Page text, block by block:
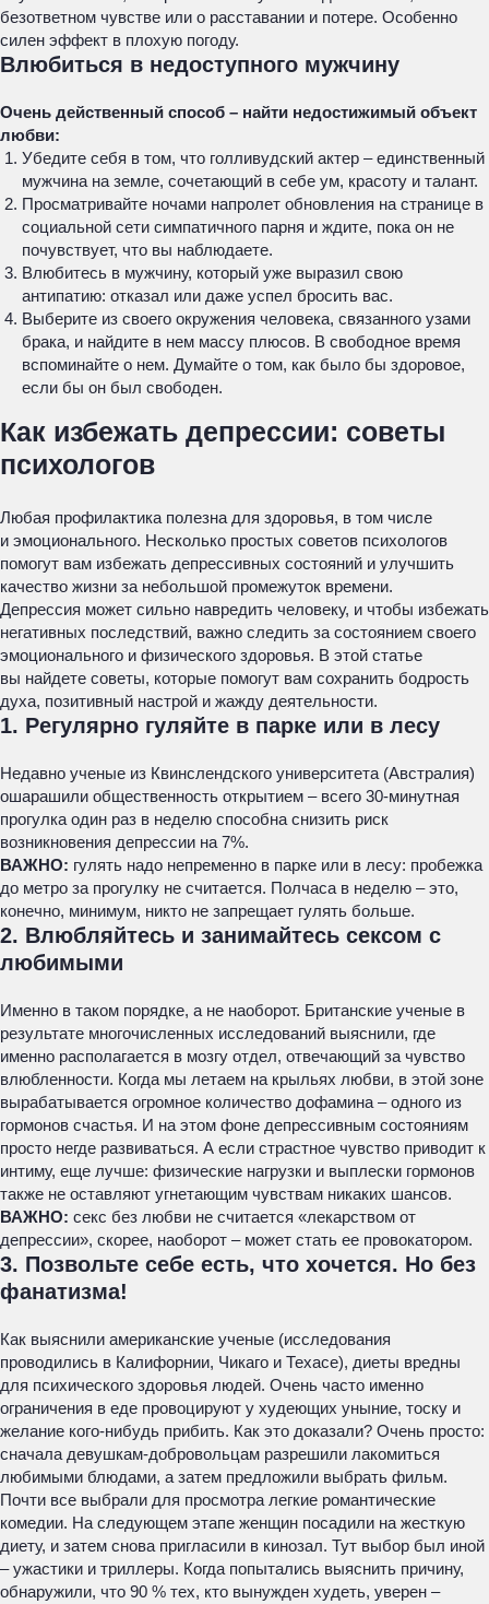
безответном чувстве или о расставании и потере. Особенно
силен эффект в плохую погоду.
Влюбиться в недоступного мужчину
Очень действенный способ – найти недостижимый объект
любви:
Убедите себя в том, что голливудский актер – единственный
мужчина на земле, сочетающий в себе ум, красоту и талант.
Просматривайте ночами напролет обновления на странице в
социальной сети симпатичного парня и ждите, пока он не
почувствует, что вы наблюдаете.
Влюбитесь в мужчину, который уже выразил свою
антипатию: отказал или даже успел бросить вас.
Выберите из своего окружения человека, связанного узами
брака, и найдите в нем массу плюсов. В свободное время
вспоминайте о нем. Думайте о том, как было бы здоровое,
если бы он был свободен.
Как избежать депрессии: советы
психологов
Любая профилактика полезна для здоровья, в том числе
и эмоционального. Несколько простых советов психологов
помогут вам избежать депрессивных состояний и улучшить
качество жизни за небольшой промежуток времени.
Депрессия может сильно навредить человеку, и чтобы избежать
негативных последствий, важно следить за состоянием своего
эмоционального и физического здоровья. В этой статье
вы найдете советы, которые помогут вам сохранить бодрость
духа, позитивный настрой и жажду деятельности.
1. Регулярно гуляйте в парке или в лесу
Недавно ученые из Квинслендского университета (Австралия)
ошарашили общественность открытием – всего 30-минутная
прогулка один раз в неделю способна снизить риск
возникновения депрессии на 7%.
ВАЖНО: гулять надо непременно в парке или в лесу: пробежка
до метро за прогулку не считается. Полчаса в неделю – это,
конечно, минимум, никто не запрещает гулять больше.
2. Влюбляйтесь и занимайтесь сексом с
любимыми
Именно в таком порядке, а не наоборот. Британские ученые в
результате многочисленных исследований выяснили, где
именно располагается в мозгу отдел, отвечающий за чувство
влюбленности. Когда мы летаем на крыльях любви, в этой зоне
вырабатывается огромное количество дофамина – одного из
гормонов счастья. И на этом фоне депрессивным состояниям
просто негде развиваться. А если страстное чувство приводит к
интиму, еще лучше: физические нагрузки и выплески гормонов
также не оставляют угнетающим чувствам никаких шансов.
ВАЖНО: секс без любви не считается «лекарством от
депрессии», скорее, наоборот – может стать ее провокатором.
3. Позвольте себе есть, что хочется. Но без
фанатизма!
Как выяснили американские ученые (исследования
проводились в Калифорнии, Чикаго и Техасе), диеты вредны
для психического здоровья людей. Очень часто именно
ограничения в еде провоцируют у худеющих уныние, тоску и
желание кого-нибудь прибить. Как это доказали? Очень просто:
сначала девушкам-добровольцам разрешили лакомиться
любимыми блюдами, а затем предложили выбрать фильм.
Почти все выбрали для просмотра легкие романтические
комедии. На следующем этапе женщин посадили на жесткую
диету, и затем снова пригласили в кинозал. Тут выбор был иной
– ужастики и триллеры. Когда попытались выяснить причину,
обнаружили, что 90 % тех, кто вынужден худеть, уверен –